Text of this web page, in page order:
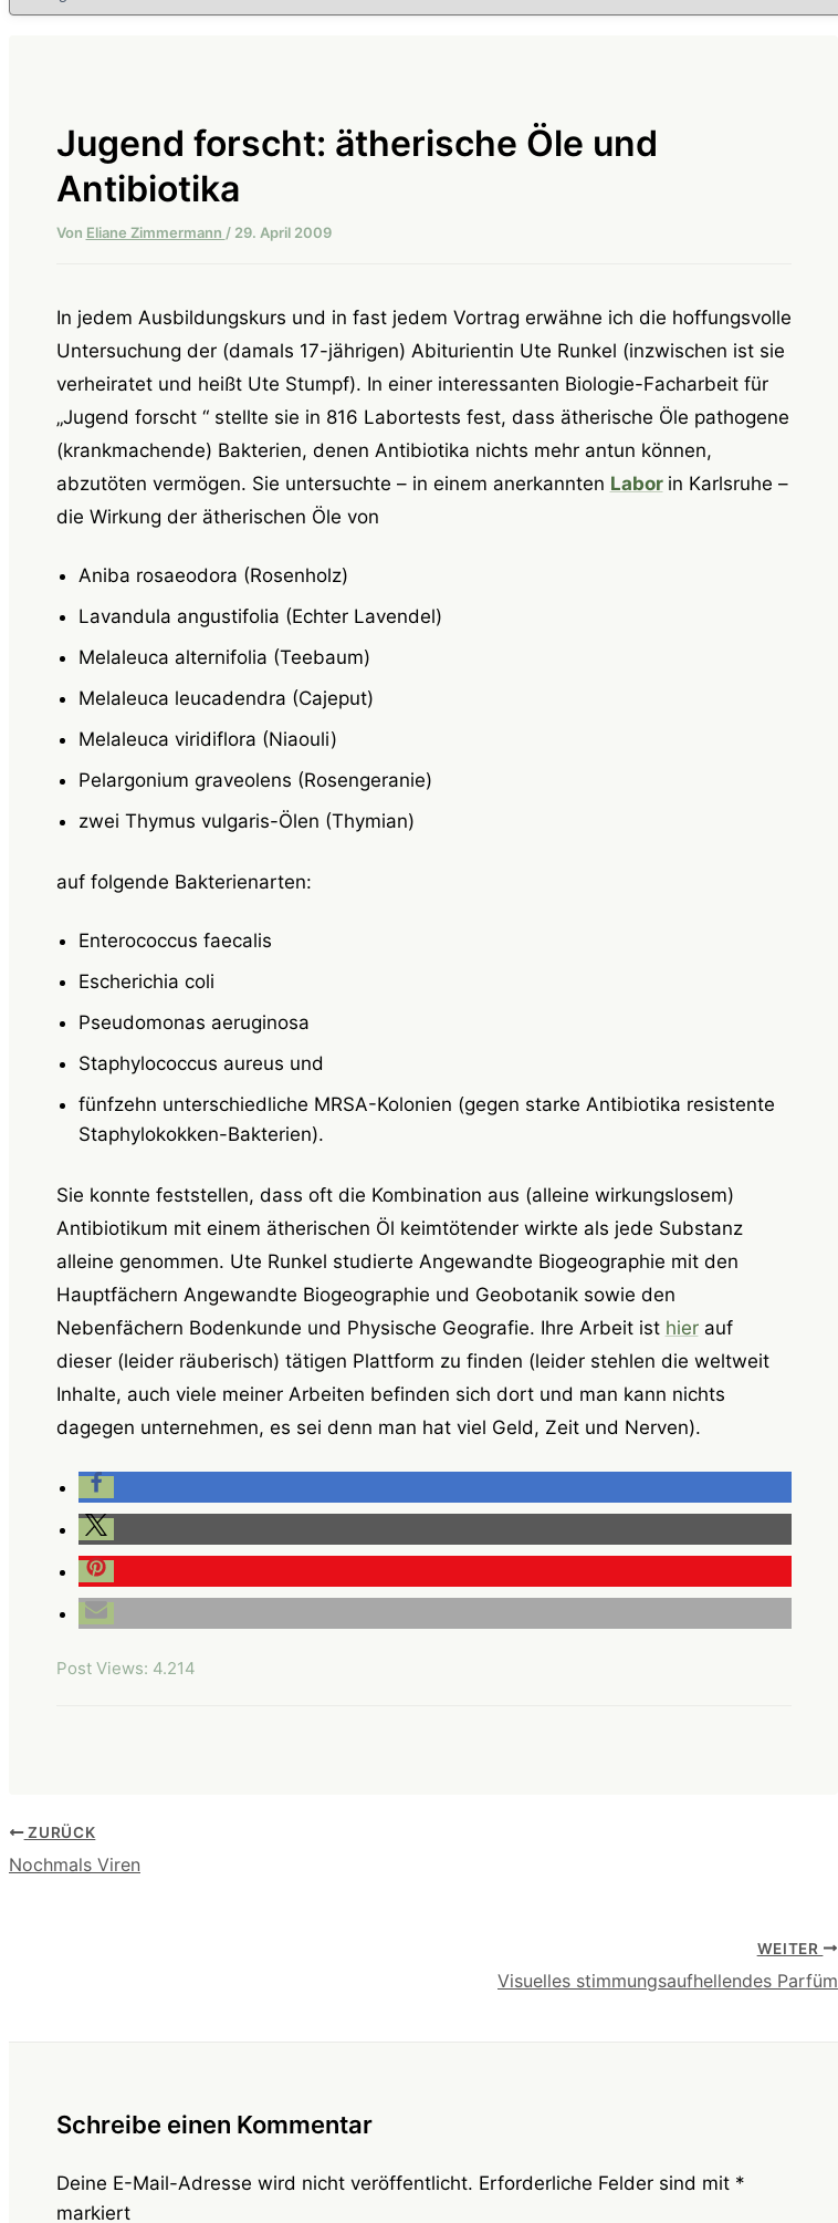
Jugend forscht: ätherische Öle und
Antibiotika
Von Eliane Zimmermann / 29. April 2009
In jedem Ausbildungskurs und in fast jedem Vortrag erwähne ich die hoffungsvolle
Untersuchung der (damals 17-jährigen) Abiturientin Ute Runkel (inzwischen ist sie
verheiratet und heißt Ute Stumpf). In einer interessanten Biologie-Facharbeit für
„Jugend forscht “ stellte sie in 816 Labortests fest, dass ätherische Öle pathogene
(krankmachende) Bakterien, denen Antibiotika nichts mehr antun können,
abzutöten vermögen. Sie untersuchte – in einem anerkannten Labor in Karlsruhe –
die Wirkung der ätherischen Öle von
Aniba rosaeodora (Rosenholz)
Lavandula angustifolia (Echter Lavendel)
Melaleuca alternifolia (Teebaum)
Melaleuca leucadendra (Cajeput)
Melaleuca viridiflora (Niaouli)
Pelargonium graveolens (Rosengeranie)
zwei Thymus vulgaris-Ölen (Thymian)
auf folgende Bakterienarten:
Enterococcus faecalis
Escherichia coli
Pseudomonas aeruginosa
Staphylococcus aureus und
fünfzehn unterschiedliche MRSA-Kolonien (gegen starke Antibiotika resistente
Staphylokokken-Bakterien).
Sie konnte feststellen, dass oft die Kombination aus (alleine wirkungslosem)
Antibiotikum mit einem ätherischen Öl keimtötender wirkte als jede Substanz
alleine genommen. Ute Runkel studierte Angewandte Biogeographie mit den
Hauptfächern Angewandte Biogeographie und Geobotanik sowie den
Nebenfächern Bodenkunde und Physische Geografie. Ihre Arbeit ist hierauf
dieser (leider räuberisch) tätigen Plattform zu finden (leider stehlen die weltweit
Inhalte, auch viele meiner Arbeiten befinden sich dort und man kann nichts
dagegen unternehmen, es sei denn man hat viel Geld, Zeit und Nerven).
Post Views: 4.214
ZURÜCK
Nochmals Viren
WEITER
Visuelles stimmungsaufhellendes Parfüm
Schreibe einen Kommentar
Deine E-Mail-Adresse wird nicht veröffentlicht. Erforderliche Felder sind mit *
markiert